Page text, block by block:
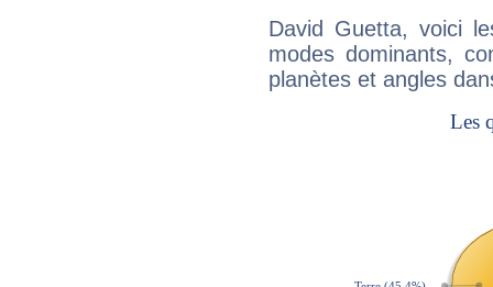
David Guetta, voici
modes dominants,
planètes et angles